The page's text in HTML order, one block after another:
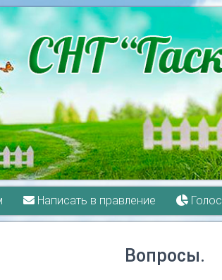
Написать в правление
Вопросы.